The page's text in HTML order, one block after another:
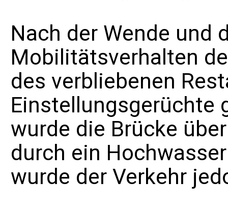
Nach der Wende und
Mobilitätsverhalten
des verbliebenen
Einstellungsgerüchte
wurde die Brücke
durch ein
wurde der Verkehr